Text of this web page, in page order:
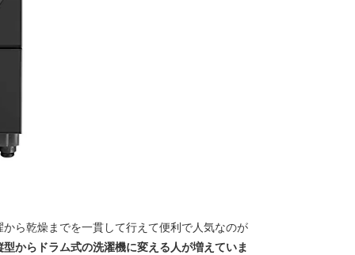
ら乾燥までを一貫して行えて便利で人気なのが
からドラム式の洗濯機に変える人が増えていま